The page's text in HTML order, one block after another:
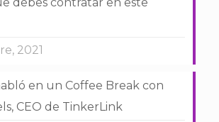
2021
en un Coffee Break con
CEO de TinkerLink